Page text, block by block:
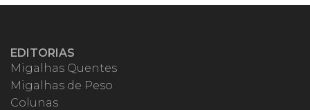
EDITORIAS
Migalhas Quentes
Migalhas de Peso
Colunas